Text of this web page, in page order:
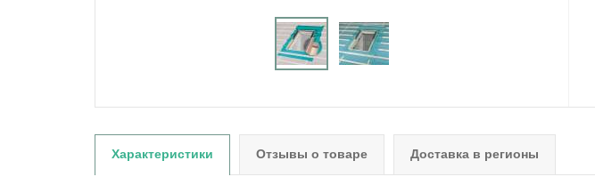
Характеристики Отзывы о товаре Доставка в регионы